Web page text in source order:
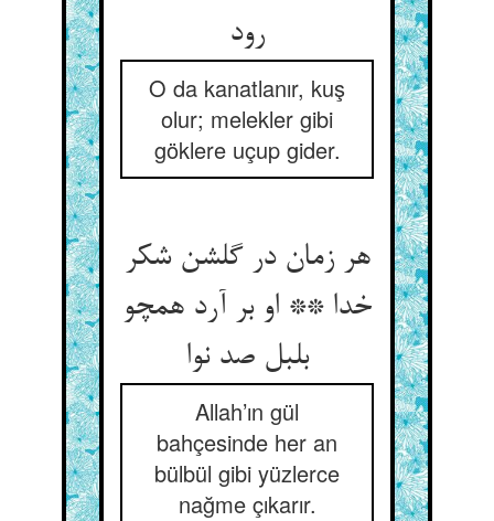
رود
O da kanatlanır, kuş
olur; melekler gibi
göklere uçup gider.
هر زمان در گلشن شکر
خدا ** او بر آرد همچو
بلبل صد نوا
Allah’ın gül
bahçesinde her an
bülbül gibi yüzlerce
nağme çıkarır.